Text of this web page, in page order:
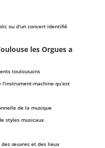
ou d’un concert identifié
les Orgues a
toulousains
machine qu’est
de la musique
styles musicaux
des œuvres et des lieux